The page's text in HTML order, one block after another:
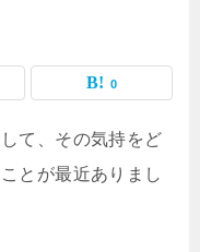
0
て、その気持をど
とが最近ありまし